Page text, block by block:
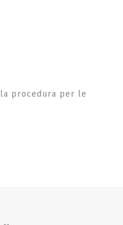
procedura per le